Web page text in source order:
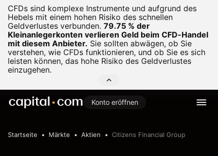
CFDs sind komplexe Instrumente und aufgrund des
Hebels mit einem hohen Risiko des schnellen
Geldverlustes verbunden. 79.75 % der
Kleinanlegerkonten verlieren Geld beim CFD-Handel
mit diesem Anbieter. Sie sollten abwägen, ob Sie
verstehen, wie CFDs funktionieren, und ob Sie es sich
leisten können, das hohe Risiko des Geldverlustes
einzugehen.
Konto eröffnen
Startseite Märkte Aktien Citizens Financial Group